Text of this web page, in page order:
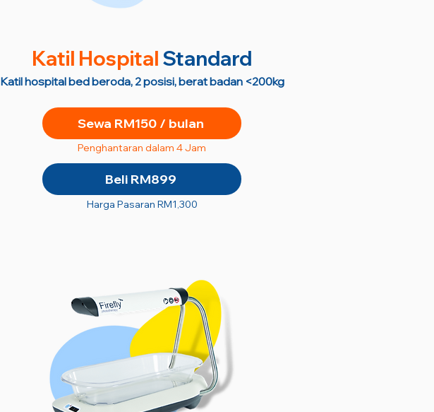
Katil Hospital Standard
Katil hospital bed beroda, 2 posisi, berat badan <200kg
Sewa RM150 / bulan
Penghantaran dalam 4 Jam
Beli RM899
Harga Pasaran RM1,300